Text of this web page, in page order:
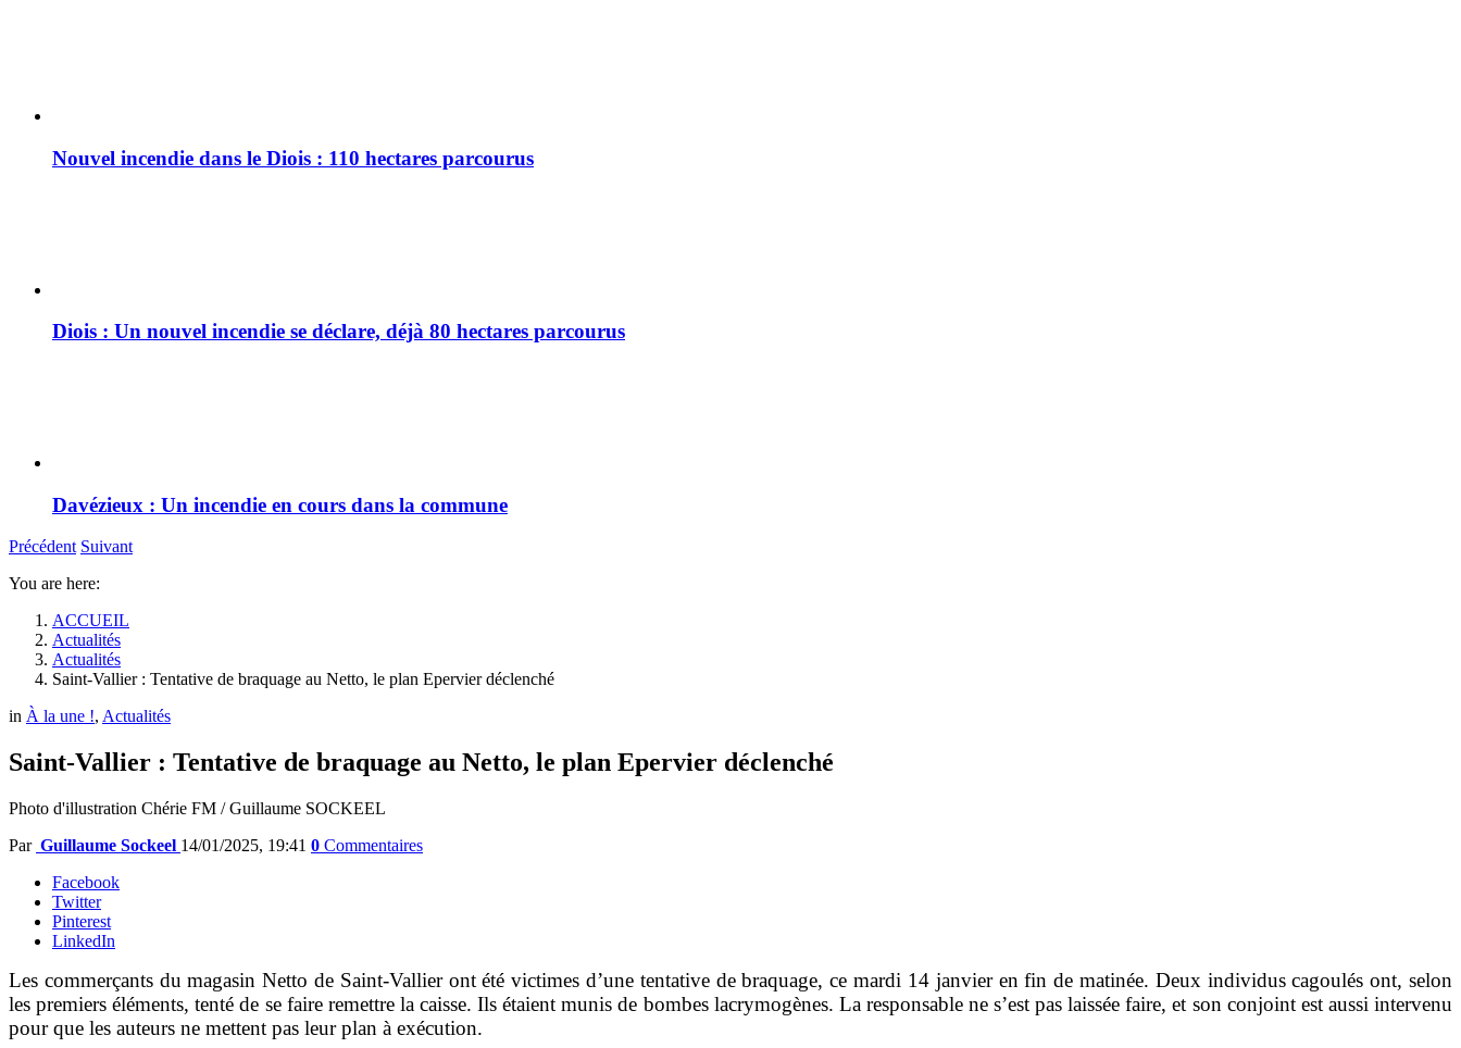
Nouvel incendie dans le Diois : 110 hectares parcourus
Diois : Un nouvel incendie se déclare, déjà 80 hectares parcourus
Davézieux : Un incendie en cours dans la commune
Précédent Suivant
You are here:
ACCUEIL
Actualités
Actualités
Saint-Vallier : Tentative de braquage au Netto, le plan Epervier déclenché
in À la une !, Actualités
Saint-Vallier : Tentative de braquage au Netto, le plan Epervier déclenché
Photo d'illustration Chérie FM / Guillaume SOCKEEL
Par Guillaume Sockeel 14/01/2025, 19:41 0 Commentaires
Facebook
Twitter
Pinterest
LinkedIn
Les commerçants du magasin Netto de Saint-Vallier ont été victimes d’une tentative de braquage, ce mardi 14 janvier en fin de matinée. Deux individus cagoulés ont, selon
les premiers éléments, tenté de se faire remettre la caisse. Ils étaient munis de bombes lacrymogènes. La responsable ne s’est pas laissée faire, et son conjoint est aussi intervenu
pour que les auteurs ne mettent pas leur plan à exécution.